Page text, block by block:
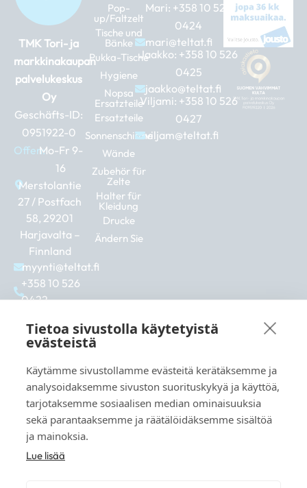
TMK Tori- ja
markkinakaupan
palvelukeskus
Oy
Geschäfts-ID:
0951922-0
Offen:Mo-Fr 9-
16
Merstolantie
27 / Postfach
58, 29201
Harjavalta –
Finnland
myynti@teltat.fi
+358 10 526
0422
a
c
b
o
o
k
n
s
a
g
r
a
m
i
n
e
d
i
n
Pop-
up/Faltzelt
Tische und
Bänke
Pukka-Tische
Hygiene
Nopsa
Ersatzteile
Ersatzteile
Sonnenschirme
Wände
Zubehör für
Zelte
Halter für
Kleidung
Drucke
Ändern Sie
Mari: +358 10 526
0424
mari@teltat.fi
Jaakko: +358 10 526
0425
jaakko@teltat.fi
Viljami: +358 10 526
0427
viljam@teltat.fi
Siehe auch:
markkina.net
grillikeskus.fi
vaunukeskus.fi
Tietoa sivustolla käytetyistä
evästeistä
Käytämme sivustollamme evästeitä kerätäksemme ja
analysoidaksemme sivuston suorituskykyä ja käyttöä,
tarjotaksemme sosiaalisen median ominaisuuksia
sekä parantaaksemme ja räätälöidäksemme sisältöä
ja mainoksia.
Lue lisää